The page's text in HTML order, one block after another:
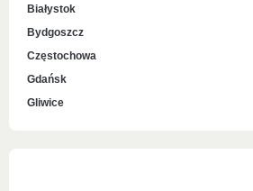
Białystok
Bydgoszcz
Częstochowa
Gdańsk
Gliwice